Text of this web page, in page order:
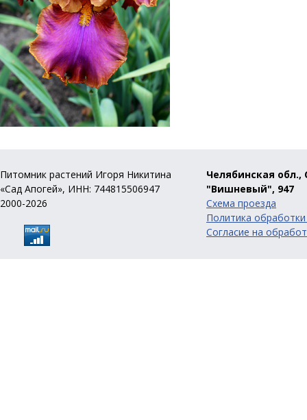
Питомник растений Игоря Никитина
«Сад Апогей», ИНН: 744815506947
2000-2026
Челябинская обл.,
"Вишневый", 947
Схема проезда
Политика
Согласие на